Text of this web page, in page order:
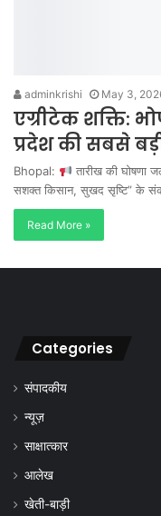
adminkrishi May 3,
एग्रीटेक शक्ति:
प्रदेश की सबसे
Bhopal:
तारीख की घोषणा
सशक्त किसान, सुखद सृष्टि” के
Read More »
Categories
संपादकीय
न्यूज़
साक्षात्कार
आलेख
खेती-बाड़ी